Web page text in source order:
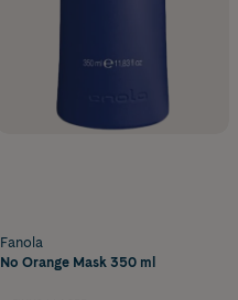
Fanola
No Orange Mask 350 ml